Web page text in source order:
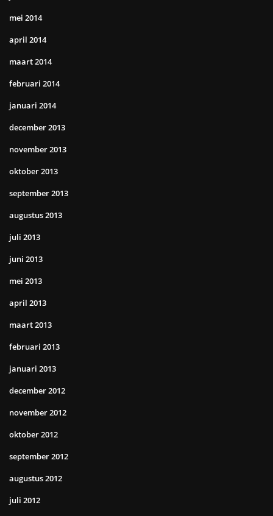
mei 2014
april 2014
maart 2014
februari 2014
januari 2014
december 2013
november 2013
oktober 2013
september 2013
augustus 2013
juli 2013
juni 2013
mei 2013
april 2013
maart 2013
februari 2013
januari 2013
december 2012
november 2012
oktober 2012
september 2012
augustus 2012
juli 2012